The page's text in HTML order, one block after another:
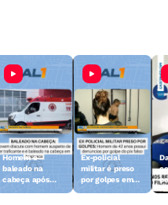
Homem é
baleado na
cabeça após
Ex-policial
militar é preso
por golpes em